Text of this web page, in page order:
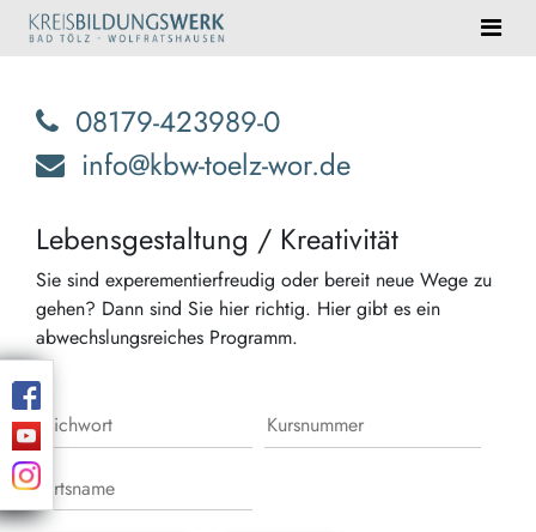
08179-423989-0
info@kbw-toelz-wor.de
Lebensgestaltung / Kreativität
Sie sind experementierfreudig oder bereit neue Wege zu
gehen? Dann sind Sie hier richtig. Hier gibt es ein
abwechslungsreiches Programm.